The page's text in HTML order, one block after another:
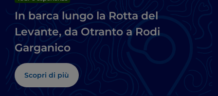
In barca lungo la Rotta del
Levante, da Otranto a Rodi
Garganico
Scopri di più